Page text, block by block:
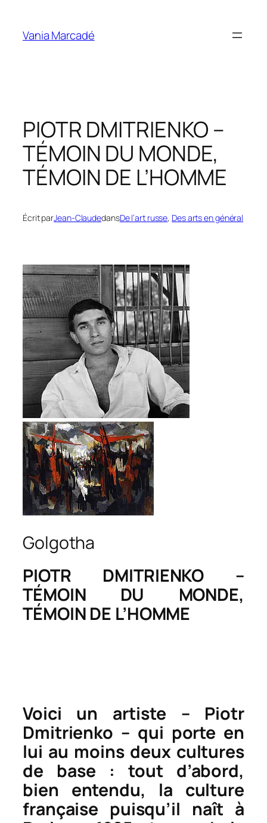
contenu
Vania Marcadé
PIOTR DMITRIENKO –
TÉMOIN DU MONDE,
TÉMOIN DE L’HOMME
Écrit parJean-ClaudedansDe l’art russe, Des arts en général
Golgotha
PIOTR DMITRIENKO –
TÉMOIN DU MONDE,
TÉMOIN DE L’HOMME
Voici un artiste – Piotr
Dmitrienko – qui porte en
lui au moins deux cultures
de base : tout d’abord,
bien entendu, la culture
française puisqu’il naît à